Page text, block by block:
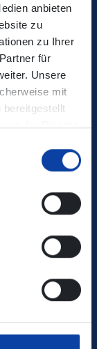
anbieten
zu
zu Ihrer
für
Unsere
mit
bereitgestellt
der Dienste